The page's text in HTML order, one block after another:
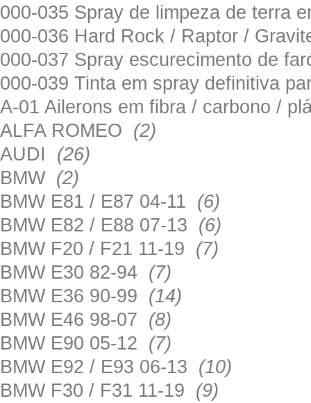
000-035 Spray de limpeza de terra
000-036 Hard Rock / Raptor /
000-037 Spray escurecimento de
000-039 Tinta em spray definitiva
A-01 Ailerons em fibra / carbono /
ALFA ROMEO (2)
AUDI (26)
BMW (2)
BMW E81 / E87 04-11 (6)
BMW E82 / E88 07-13 (6)
BMW F20 / F21 11-19 (7)
BMW E30 82-94 (7)
BMW E36 90-99 (14)
BMW E46 98-07 (8)
BMW E90 05-12 (7)
BMW E92 / E93 06-13 (10)
BMW F30 / F31 11-19 (9)